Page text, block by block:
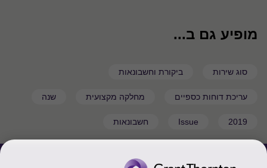
מופיע גם ב...
סוג שירות ביקורת וחשבונאות
עריכת דוחות כספיים מחלקה מקצועית שנה
2019
Issue חשבונאות